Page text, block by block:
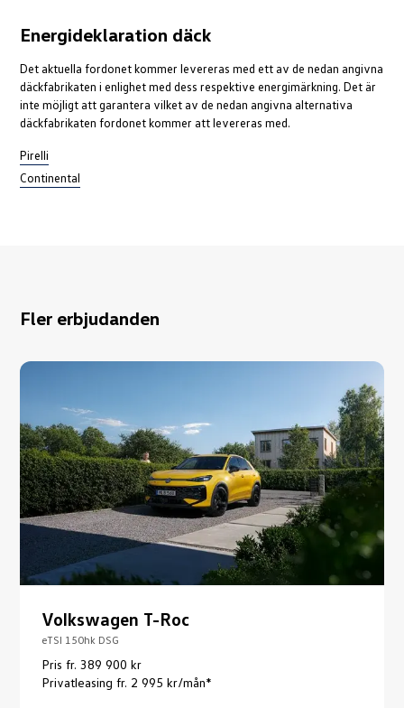
Energideklaration däck
Det aktuella fordonet kommer levereras med ett av de nedan angivna
däckfabrikaten i enlighet med dess respektive energimärkning. Det är
inte möjligt att garantera vilket av de nedan angivna alternativa
däckfabrikaten fordonet kommer att levereras med.
Pirelli
Continental
Fler erbjudanden
Volkswagen T-Roc
eTSI 150hk DSG
Pris fr. 389 900 kr
Privatleasing fr. 2 995 kr/mån*